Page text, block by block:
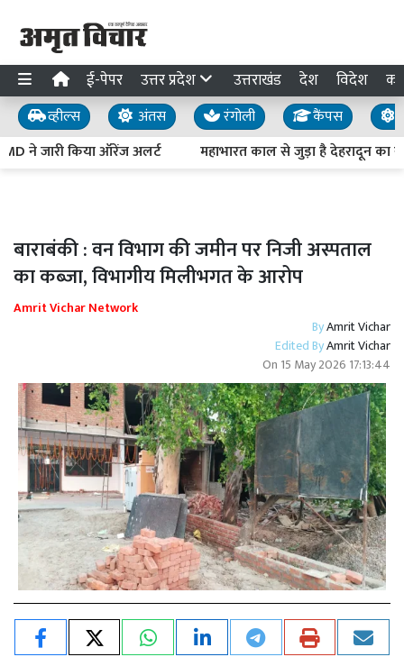
ई-पेपर उत्तर प्रदेश उत्तराखंड देश विदेश
व्हील्स अंतस रंगोली कैंपस
ने जारी किया ऑरेंज अलर्ट
महाभारत काल से जुड़ा है देहरादून का
बाराबंकी : वन विभाग की जमीन पर निजी अस्पताल
का कब्जा, विभागीय मिलीभगत के आरोप
Amrit Vichar Network
ByAmrit Vichar
Edited ByAmrit Vichar
On 15 May 2026 17:13:44